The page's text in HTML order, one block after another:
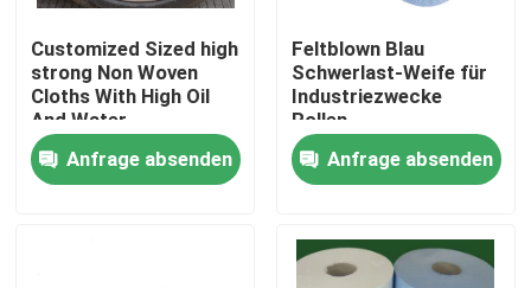
Zu Hause
Customized Sized high
strong Non Woven
Cloths With High Oil
And Water
Absorbency Jumbo
Industrial Wipes
Anfrage absenden
Feltblown Blau
Schwerlast-Weife für
Industriezwecke
Rollen
Polypropylenmaterial
Anfrage absenden